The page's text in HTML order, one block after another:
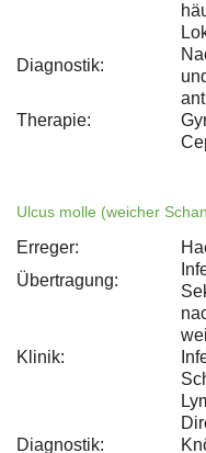
Diagnostik:
Therapie:
Ulcus molle (weicher
Erreger:
Übertragung:
Klinik:
Diagnostik: